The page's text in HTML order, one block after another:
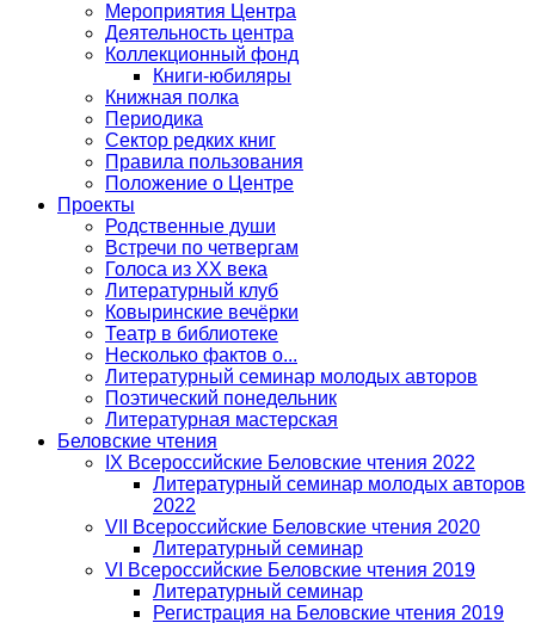
Мероприятия Центра
Деятельность центра
Коллекционный фонд
Книги-юбиляры
Книжная полка
Периодика
Сектор редких книг
Правила пользования
Положение о Центре
Проекты
Родственные души
Встречи по четвергам
Голоса из ХХ века
Литературный клуб
Ковыринские вечёрки
Театр в библиотеке
Несколько фактов о...
Литературный семинар молодых авторов
Поэтический понедельник
Литературная мастерская
Беловские чтения
IX Всероссийские Беловские чтения 2022
Литературный семинар молодых авторов
2022
VII Всероссийские Беловские чтения 2020
Литературный семинар
VI Всероссийские Беловские чтения 2019
Литературный семинар
Регистрация на Беловские чтения 2019